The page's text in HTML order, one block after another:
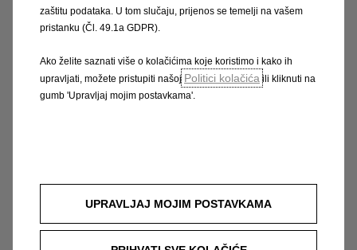
zaštitu podataka. U tom slučaju, prijenos se temelji na vašem
pristanku (Čl. 49.1a GDPR).
Ako želite saznati više o kolačićima koje koristimo i kako ih
upravljati, možete pristupiti našoj Politici kolačića ili kliknuti na
gumb 'Upravljaj mojim postavkama'.
UPRAVLJAJ MOJIM POSTAVKAMA